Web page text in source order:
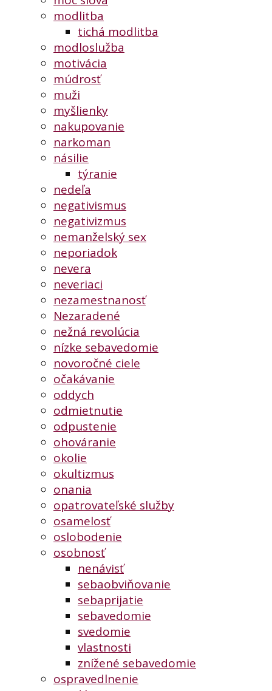
modlitba
tichá modlitba
modloslužba
motivácia
múdrosť
muži
myšlienky
nakupovanie
narkoman
násilie
týranie
nedeľa
negativismus
negativizmus
nemanželský sex
neporiadok
nevera
neveriaci
nezamestnanosť
Nezaradené
nežná revolúcia
nízke sebavedomie
novoročné ciele
očakávanie
oddych
odmietnutie
odpustenie
ohováranie
okolie
okultizmus
onania
opatrovateľské služby
osamelosť
oslobodenie
osobnosť
nenávisť
sebaobviňovanie
sebaprijatie
sebavedomie
svedomie
vlastnosti
znížené sebavedomie
ospravedlnenie